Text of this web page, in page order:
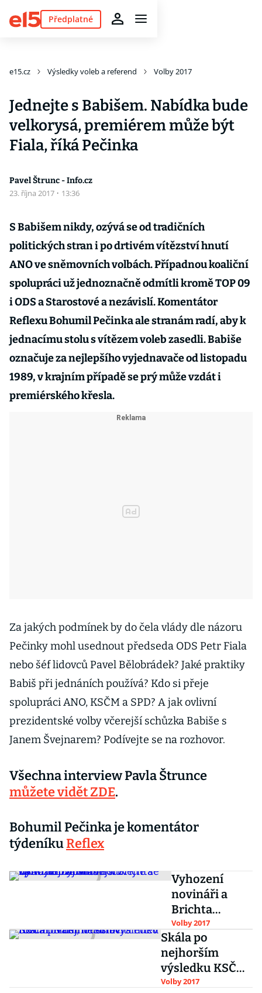
Předplatné
e15.cz Výsledky voleb a referend Volby 2017
Jednejte s Babišem. Nabídka bude
velkorysá, premiérem může být
Fiala, říká Pečinka
Pavel Štrunc - Info.cz
23. října 2017 · 13:36
S Babišem nikdy, ozývá se od tradičních
politických stran i po drtivém vítězství hnutí
ANO ve sněmovních volbách. Případnou koaliční
spolupráci už jednoznačně odmítli kromě TOP 09
i ODS a Starostové a nezávislí. Komentátor
Reflexu Bohumil Pečinka ale stranám radí, aby k
jednacímu stolu s vítězem voleb zasedli. Babiše
označuje za nejlepšího vyjednavače od listopadu
1989, v krajním případě se prý může vzdát i
premiérského křesla.
Za jakých podmínek by do čela vlády dle názoru
Pečinky mohl usednout předseda ODS Petr Fiala
nebo šéf lidovců Pavel Bělobrádek? Jaké praktiky
Babiš při jednáních používá? Kdo si přeje
spolupráci ANO, KSČM a SPD? A jak ovlivní
prezidentské volby včerejší schůzka Babiše s
Janem Švejnarem? Podívejte se na rozhovor.
Všechna interview Pavla Štrunce
můžete vidět ZDE.
Bohumil Pečinka je komentátor
týdeníkuReflex
Vyhození
novináři a
Brichta
zpívající
hymnu.
Podívejte se
na to
nejzajímavější
Volby 2017
Skála po
nejhorším
výsledku KSČM:
Musíme oslovit
Volby 2017